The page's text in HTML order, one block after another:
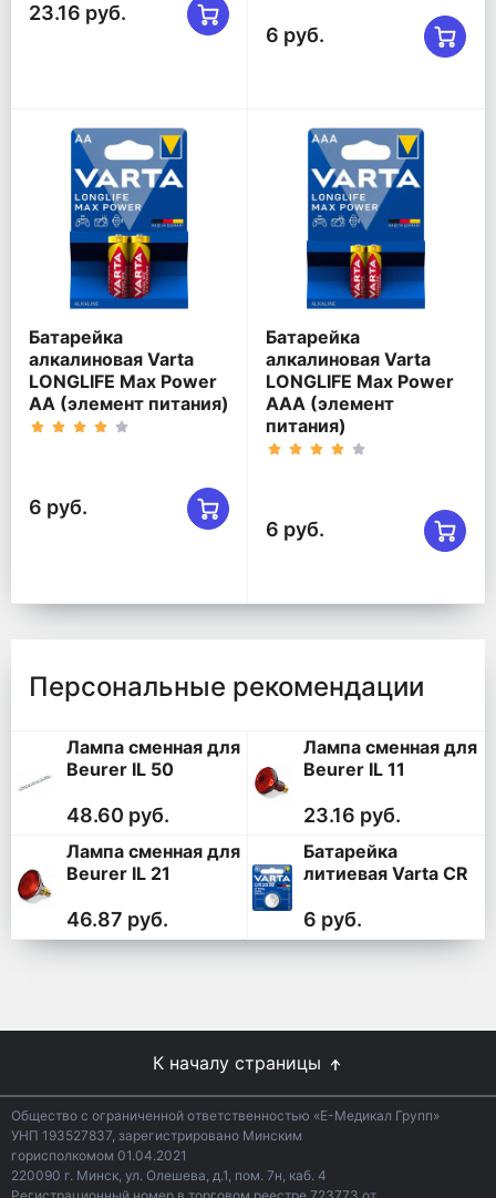
23.16 руб.
6 руб.
Батарейка
алкалиновая Varta
LONGLIFE Max Power
AA (элемент питания)
6 руб.
Батарейка
алкалиновая Varta
LONGLIFE Max Power
AAA (элемент
питания)
6 руб.
Персональные рекомендации
Лампа сменная для
Beurer IL 50
48.60 руб.
Лампа сменная для
Beurer IL 11
23.16 руб.
Лампа сменная для
Beurer IL 21
46.87 руб.
Батарейка
литиевая Varta CR
питания)
6 руб.
К началу страницы
Общество с ограниченной ответственностью «Е-Медикал Групп»
УНП 193527837, зарегистрировано Минским
горисполкомом 01.04.2021
220090 г. Минск, ул. Олешева, д.1, пом. 7н, каб. 4